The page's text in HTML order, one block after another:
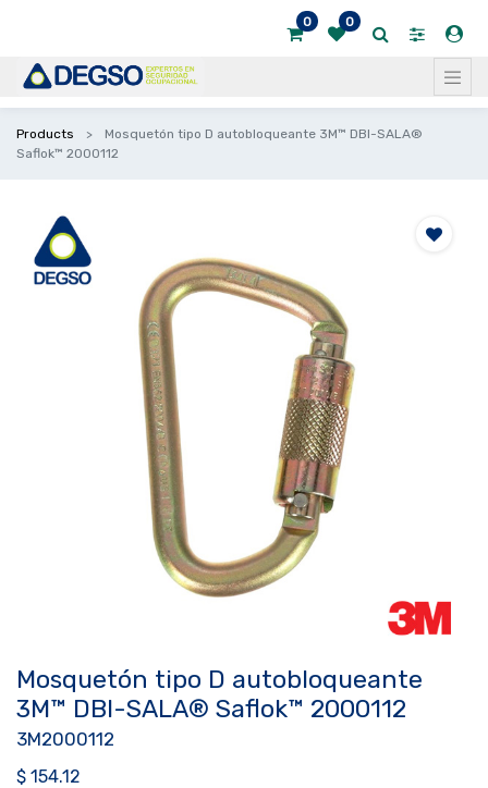
0 0
Products
Mosquetón tipo D autobloqueante 3M™ DBI-SALA®
Saflok™ 2000112
Mosquetón tipo D autobloqueante
3M™ DBI-SALA® Saflok™ 2000112
3M2000112
$ 154.12